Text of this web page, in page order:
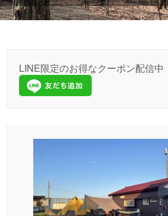
LINE限定のお得なクーポン配信中